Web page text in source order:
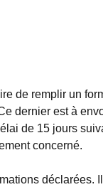
de remplir un
dernier est à
de 15 jours
concerné.
déclarées.